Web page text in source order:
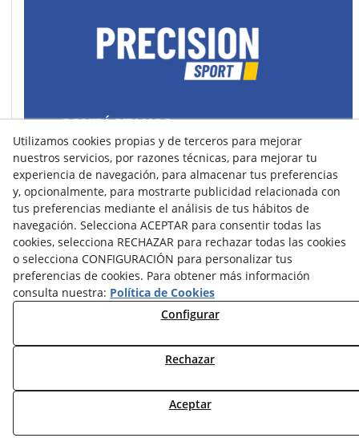
CONTÁCTANOS
43400 Montblanc (Tarragona) España
spain@precisionsport.eu
Aviso Legal Política de Cookies
Política de Privacidad
Condiciones de Compra
Condiciones de Uso y Acceso
© 08/2026 Precision Sport - Todos los derechos reservados.
Utilizamos cookies propias y de terceros para mejorar
nuestros servicios, por razones técnicas, para mejorar tu
experiencia de navegación, para almacenar tus preferencias
y, opcionalmente, para mostrarte publicidad relacionada con
tus preferencias mediante el análisis de tus hábitos de
navegación. Selecciona ACEPTAR para consentir todas las
cookies, selecciona RECHAZAR para rechazar todas las cookies
o selecciona CONFIGURACIÓN para personalizar tus
preferencias de cookies. Para obtener más información
consulta nuestra: Política de Cookies
Configurar
Rechazar
Aceptar